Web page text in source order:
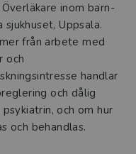
inom barn-
Uppsala.
från arbete med
och
handlar
och dålig
och om hur
och behandlas.